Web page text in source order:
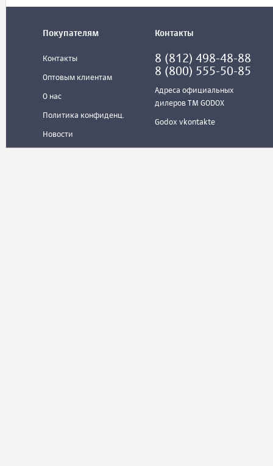
Покупателям
Контакты
Оптовым клиентам
О нас
Политика конфиденц.
Новости
Контакты
8 (812) 498-48-88
8 (800) 555-50-85
Адреса официальных
дилеров ТМ GODOX
Godox vkontakte